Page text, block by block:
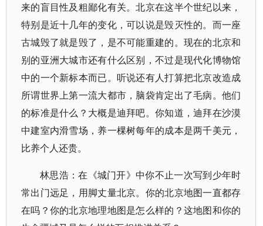
来的盲目性及粗鄙化有关。北京在这半个世纪以来，
特别是近十几年的变化，可以说是毁灭性的。而一座
古城毁了就是毁了，是不可能重建的。现在的北京和
别的亚洲大城市还有什么区别，不过是现代化博物馆
中的一个新标本而已。听说还有人打算把北京改造成
所谓世界上第一流大都市，脑袋肯定出了毛病。他们
的标准是什么？大概是迪拜吧。你知道，迪拜在沙漠
中建室内滑雪场，养一棵树每年的成本是两千美元，
比养个人还贵。
林思浩：在《城门开》中你不止一次写到少年时
常出门远足，用脚丈量北京。你的北京地图一直都存
在吗？你的北京地理地图是怎么样的？这地图和你的